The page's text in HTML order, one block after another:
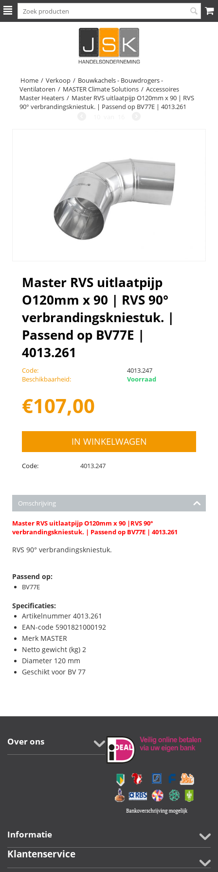
Home / Verkoop / Bouwkachels - Bouwdrogers -
Ventilatoren / MASTER Climate Solutions / Accessoires
Master Heaters / Master RVS uitlaatpijp O120mm x 90 | RVS
90° verbrandingskniestuk. | Passend op BV77E | 4013.261
Master RVS uitlaatpijp
O120mm x 90 | RVS 90°
verbrandingskniestuk. |
Passend op BV77E |
4013.261
Code:
4013.247
Beschikbaarheid:
Voorraad
€107,00
IN WINKELWAGEN
Code: 4013.247
Omschrijving
Master RVS uitlaatpijp O120mm x 90 |RVS 90°
verbrandingskniestuk. | Passend op BV77E | 4013.261
RVS 90° verbrandingskniestuk.
Passend op:
BV77E
Specificaties:
Artikelnummer 4013.261
EAN-code 5901821000192
Merk MASTER
Netto gewicht (kg) 2
Diameter 120 mm
Geschikt voor BV 77
Over ons
Informatie
Klantenservice